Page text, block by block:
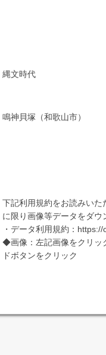
縄文時代
鳴神貝塚（和歌山市）
下記利用規約をお読みいた
に限り画像等データをダウ
・データ利用規約：
◆画像：左記画像をクリッ
ドボタンをクリック